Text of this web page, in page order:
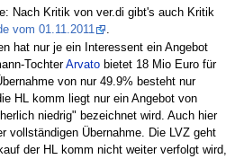
Nach Kritik von ver.di gibt's auch Kritik
vom 01.11.2011
hat nur je ein Interessent ein Angebot
TochterArvato bietet 18 Mio Euro für
von nur 49.9% besteht nur
HL komm liegt nur ein Angebot von
niedrig" bezeichnet wird. Auch hier
vollständigen Übernahme. Die LVZ geht
der HL komm nicht weiter verfolgt wird,